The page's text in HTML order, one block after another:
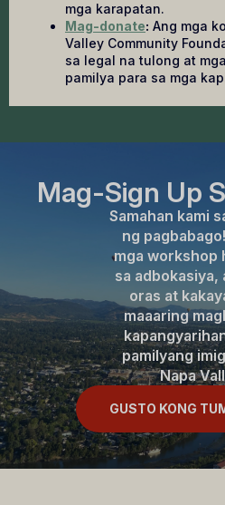
mga karapatan.
Mag-donate: Ang mga
Valley Community
sa legal na tulong at
pamilya para sa mga
Mag-Sign Up
Samahan kami
ng
mga workshop
sa adbokasiya,
oras at
maaaring
pamilyang
Napa
GUSTO KONG